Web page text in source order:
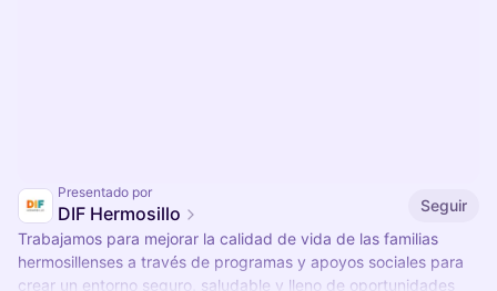
Presentado por
DIF Hermosillo
Seguir
Trabajamos para mejorar la calidad de vida de las familias
hermosillenses a través de programas y apoyos sociales para
crear un entorno seguro, saludable y lleno de oportunidades